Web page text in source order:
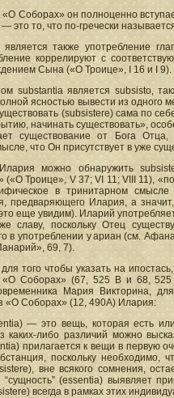
Соборах» он полноценно
это то, что по-гречески
также употребление
коррелируют с
Сына («О Троице», I 16 и I 9).
substantia является subsisto,
ясностью вывести из одного
(subsistere) сама по
начинать существовать»,
существование от Бога
что Он присутствует в уже
можно обнаружить
(«О Троице», V 37; VI 11; VIII 11),
в тринитарном
предваряющего Илария, а
еще увидим). Иларий
славу, поскольку Отец
в употреблении у ариан (см.
69, 7).
того чтобы указать на
Соборах» (67, 525 В и 68, 525
Мария Викторина,
«О Соборах» (12, 490А) Илария:
— это вещь, которая есть
каких-либо различий можно
прилагается к вещи в первую
поскольку
вне всякого сомнения,
“сущность” (essentia) выявляет
всегда в рамках этих